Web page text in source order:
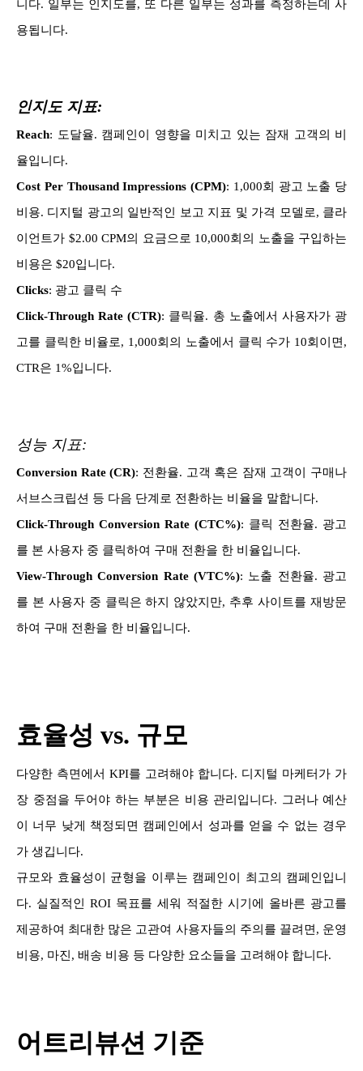
니다. 일부는 인지도를, 또 다른 일부는 성과를 측정하는데 사
용됩니다.
인지도 지표:
Reach: 도달율. 캠페인이 영향을 미치고 있는 잠재 고객의 비
율입니다.
Cost Per Thousand Impressions (CPM): 1,000회 광고 노출 당
비용. 디지털 광고의 일반적인 보고 지표 및 가격 모델로, 클라
이언트가 $2.00 CPM의 요금으로 10,000회의 노출을 구입하는
비용은 $20입니다.
Clicks: 광고 클릭 수
Click-Through Rate (CTR): 클릭율. 총 노출에서 사용자가 광
고를 클릭한 비율로, 1,000회의 노출에서 클릭 수가 10회이면,
CTR은 1%입니다.
성능 지표:
Conversion Rate (CR): 전환율. 고객 혹은 잠재 고객이 구매나
서브스크립션 등 다음 단계로 전환하는 비율을 말합니다.
Click-Through Conversion Rate (CTC%): 클릭 전환율. 광고
를 본 사용자 중 클릭하여 구매 전환을 한 비율입니다.
View-Through Conversion Rate (VTC%): 노출 전환율. 광고
를 본 사용자 중 클릭은 하지 않았지만, 추후 사이트를 재방문
하여 구매 전환을 한 비율입니다.
효율성 vs. 규모
다양한 측면에서 KPI를 고려해야 합니다. 디지털 마케터가 가
장 중점을 두어야 하는 부분은 비용 관리입니다. 그러나 예산
이 너무 낮게 책정되면 캠페인에서 성과를 얻을 수 없는 경우
가 생깁니다.
규모와 효율성이 균형을 이루는 캠페인이 최고의 캠페인입니
다. 실질적인 ROI 목표를 세워 적절한 시기에 올바른 광고를
제공하여 최대한 많은 고관여 사용자들의 주의를 끌려면, 운영
비용, 마진, 배송 비용 등 다양한 요소들을 고려해야 합니다.
어트리뷰션 기준